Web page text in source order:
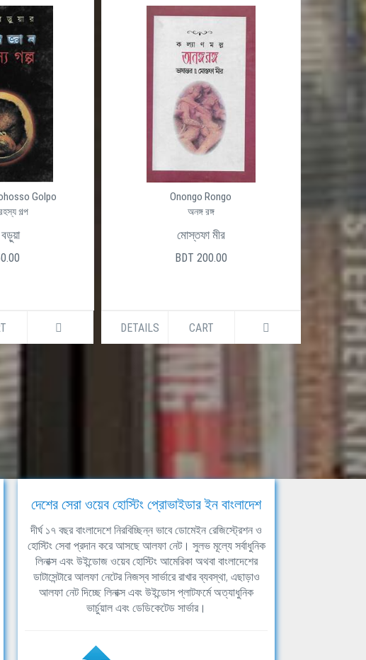
Onongo Rongo
DETAILS DETAILS
দেশের সেরা ওয়েব হোস্টিং প্রোভাইডার ইন বাংলাদেশ
দীর্ঘ ১৭ বছর বাংলাদেশে নিরবিচ্ছিন্ন ভাবে ডোমেইন রেজিস্ট্রেশন ও
হোস্টিং সেবা প্রদান করে আসছে আলফা নেট। সুলভ মূল্যে সর্বাধুনিক
লিনাক্স এবং উইন্ডোজ ওয়েব হোস্টিং আমেরিকা অথবা বাংলাদেশের
ডাটাসেন্টারে আলফা নেটের নিজস্ব সার্ভারে রাখার ব্যবস্থা, এছাড়াও
আলফা নেট দিচ্ছে লিনাক্স এবং উইন্ডোস প্লাটফর্মে অত্যাধুনিক
ভার্চুয়াল এবং ডেডিকেটেড সার্ভার।